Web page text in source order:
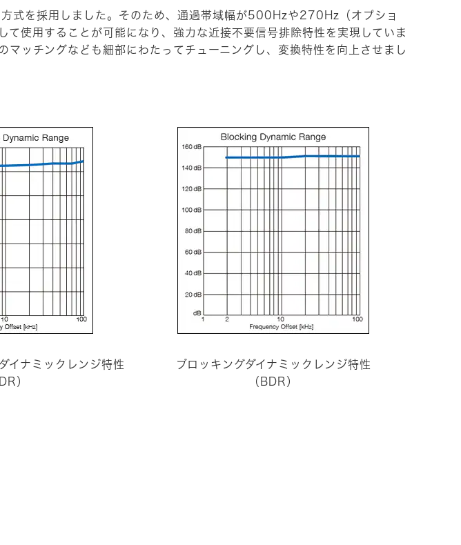
を採用しました。そのため、通過帯域幅が500Hzや270Hz（オプショ
使用することが可能になり、強力な近接不要信号排除特性を実現していま
ッチングなども細部にわたってチューニングし、変換特性を向上させまし
イナミックレンジ特性
）
ブロッキングダイナミックレンジ特性
（BDR）